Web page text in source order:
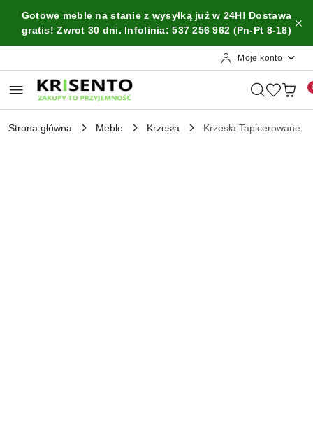
Przejdź do treści głównej
Przejdź do wyszukiwarki
Przejdź do moje konto
Przejdź do menu głównego
Przejdź do opisu produktu
Przejdź do stopki
Gotowe meble na stanie z wysyłką już w 24H! Dostawa
gratis! Zwrot 30 dni. Infolinia: 537 256 962 (Pn-Pt 8-18)
Moje konto
Strona główna Meble Krzesła Krzesła Tapicerowane